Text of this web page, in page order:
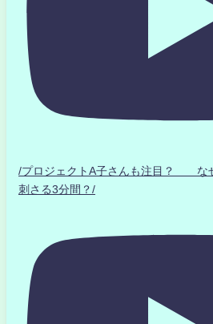
/プロジェクトA子さんも注目？ な
刺さる3分間？/